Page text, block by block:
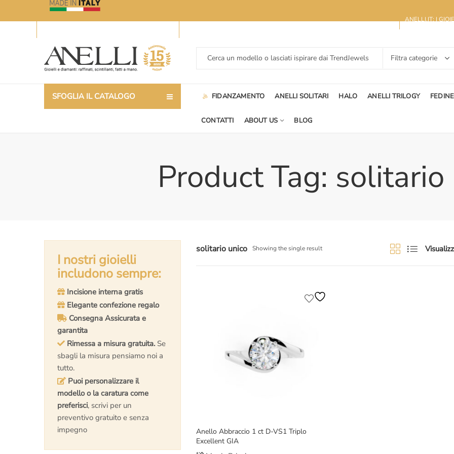
ANELLI.IT: I
SFOGLIA IL CATALOGO FIDANZAMENTO ANELLI SOLITARI HALO ANELLI TRILOGY FEDINE
CONTATTI ABOUT US BLOG
Product Tag: solitario
solitario unico Showing the single result
Anello Abbraccio 1 ct D-VS1 Triplo
Excellent GIA
I nostri gioielli
includono sempre:
Incisione interna gratis
Elegante confezione regalo
Consegna Assicurata e
garantita
Rimessa a misura gratuita. Se
sbagli la misura pensiamo noi a
tutto.
Puoi personalizzare il
modello o la caratura come
preferisci, scrivi per un
preventivo gratuito e senza
impegno